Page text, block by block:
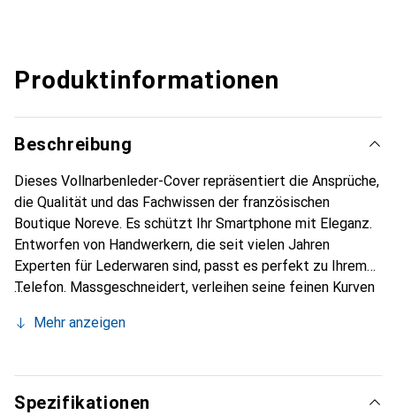
Produktinformationen
Beschreibung
Dieses Vollnarbenleder-Cover repräsentiert die Ansprüche,
die Qualität und das Fachwissen der französischen
Boutique Noreve. Es schützt Ihr Smartphone mit Eleganz.
Entworfen von Handwerkern, die seit vielen Jahren
Experten für Lederwaren sind, passt es perfekt zu Ihrem
Telefon. Massgeschneidert, verleihen seine feinen Kurven
unverzichtbaren Accessoire Ihres Smartphones.
die Marke Noreve eine sichere Wahl für eine
anspruchsvolle Kundschaft.
Mehr anzeigen
Spezifikationen